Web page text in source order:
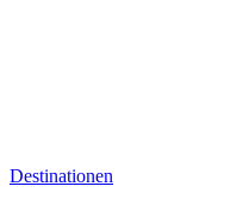
Destinationen